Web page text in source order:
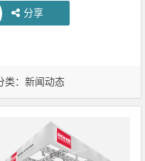
分享
类：新闻动态